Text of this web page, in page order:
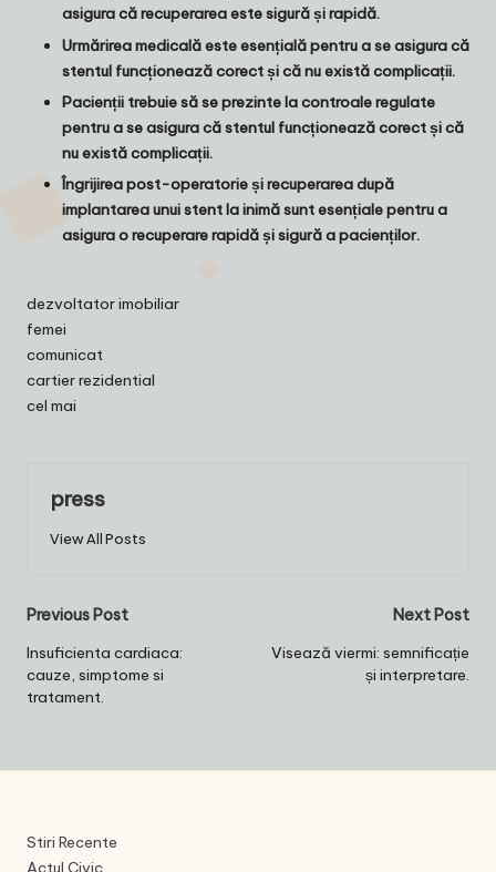
asigura că recuperarea este sigură și rapidă.
Urmărirea medicală este esențială pentru a se asigura că
stentul funcționează corect și că nu există complicații.
Pacienții trebuie să se prezinte la controale regulate
pentru a se asigura că stentul funcționează corect și că
nu există complicații.
Îngrijirea post-operatorie și recuperarea după
implantarea unui stent la inimă sunt esențiale pentru a
asigura o recuperare rapidă și sigură a pacienților.
dezvoltator imobiliar
femei
comunicat
cartier rezidential
cel mai
press
View All Posts
Post
navigation
Previous Post
Insuficienta cardiaca:
cauze, simptome si
tratament.
Next Post
Visează viermi: semnificație
și interpretare.
Stiri Recente
Actul Civic